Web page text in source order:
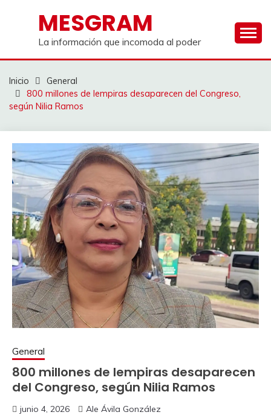
contenidoMESGRAM
La información que incomoda al poder
Inicio
General
800 millones de lempiras desaparecen del Congreso,
según Nilia Ramos
General
800 millones de lempiras desaparecen
del Congreso, según Nilia Ramos
junio 4, 2026 Ale Ávila González